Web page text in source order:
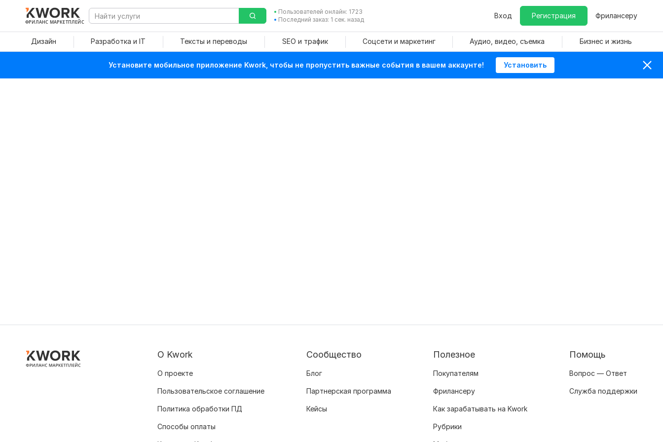
ФРИЛАНС МАРКЕТПЛЕЙС
Пользователей онлайн: 1723
Последний заказ: 1 сек. назад
Вход Регистрация Фрилансеру
Дизайн Разработка и IT Тексты и переводы SEO и трафик Соцсети и маркетинг Аудио, видео, съемка Бизнес и жизнь
Установите мобильное приложение Kwork, чтобы не пропустить важные события в вашем аккаунте! Установить
О Kwork
О проекте
Пользовательское соглашение
Политика обработки ПД
Способы оплаты
Сообщество
Блог
Партнерская программа
Кейсы
Полезное
Покупателям
Фрилансеру
Как зарабатывать на Kwork
Рубрики
Помощь
Вопрос — Ответ
Служба поддержки